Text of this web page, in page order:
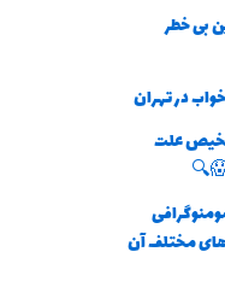
بی خطر
در تهران
علت
مختلف آن